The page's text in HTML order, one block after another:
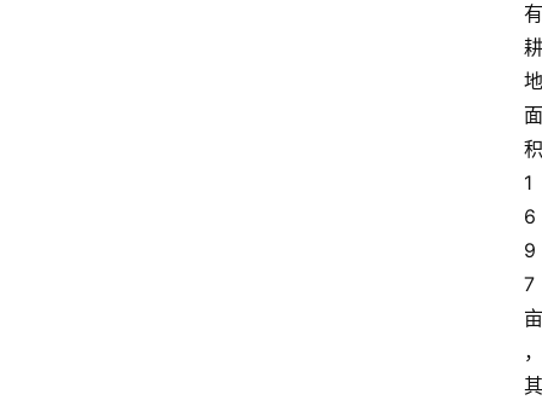
有
耕
地
面
积
1
6
9
7
亩
，
其